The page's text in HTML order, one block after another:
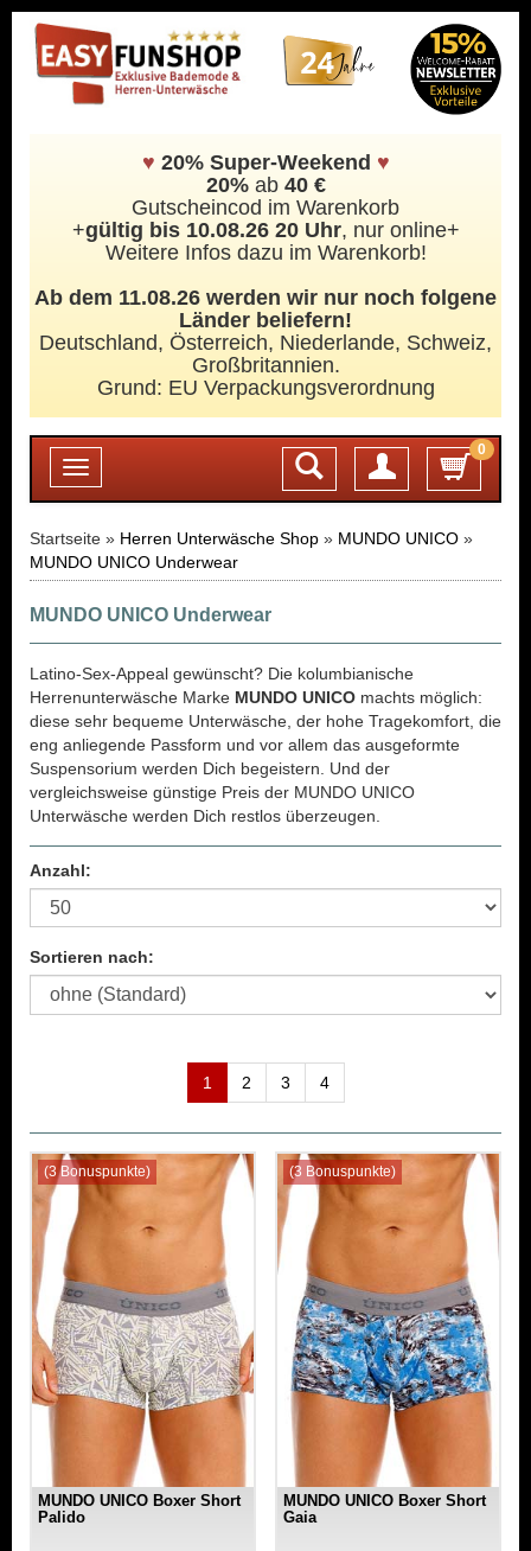
♥ 20% Super-Weekend ♥
20%ab 40 €
Gutscheincod im Warenkorb
+gültig bis 10.08.26 20 Uhr, nur online+
Weitere Infos dazu im Warenkorb!
Ab dem 11.08.26 werden wir nur noch folgene
Länder beliefern!
Deutschland, Österreich, Niederlande, Schweiz,
Großbritannien.
Grund: EU Verpackungsverordnung
Toggle
navigation
0
Login
Startseite » Herren Unterwäsche Shop » MUNDO UNICO »
MUNDO UNICO Underwear
MUNDO UNICO Underwear
Latino-Sex-Appeal gewünscht? Die kolumbianische
Herrenunterwäsche Marke MUNDO UNICO machts möglich:
diese sehr bequeme Unterwäsche, der hohe Tragekomfort, die
eng anliegende Passform und vor allem das ausgeformte
Suspensorium werden Dich begeistern. Und der
vergleichsweise günstige Preis der MUNDO UNICO
Unterwäsche werden Dich restlos überzeugen.
Anzahl:
Sortieren nach:
1 2 3 4
(3 Bonuspunkte)
MUNDO UNICO Boxer Short
Palido
(3 Bonuspunkte)
MUNDO UNICO Boxer Short
Gaia